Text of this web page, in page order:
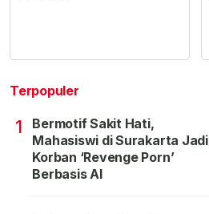
Terpopuler
1
Bermotif Sakit Hati,
Mahasiswi di Surakarta Jadi
Korban ‘Revenge Porn’
Berbasis AI